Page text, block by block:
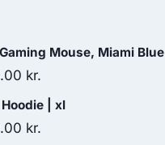
price
437.00 kr..
Mouse, Miami Blue
kr.
price
| xl
kr.